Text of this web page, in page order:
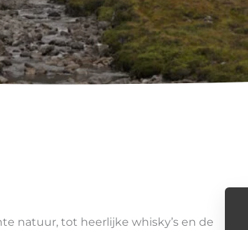
natuur, tot heerlijke whisky’s en de